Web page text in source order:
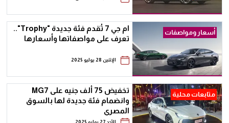
أسعار ومواصفات
ام جي 7 تُقدم فئة جديدة "Trophy"..
تعرف على مواصفاتها وأسعارها
الإثنين 28 يوليو 2025
متابعات محلية
تخفيض 75 ألف جنيه على MG7
وانضمام فئة جديدة لها بالسوق
المصري
الأحد 27 يوليو 2025